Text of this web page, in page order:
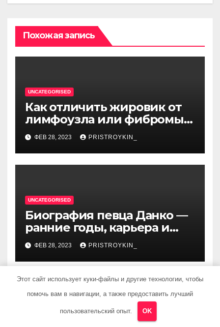
Похожая запись
UNCATEGORISED
Как отличить жировик от
лимфоузла или фибромы
мягких тканей или
гемангиомы
ФЕВ 28, 2023 PRISTROYKIN_
UNCATEGORISED
Биография певца Данко —
ранние годы, карьера и
личная жизнь — все, что вы
хотели знать о
талантливом артисте
ФЕВ 28, 2023 PRISTROYKIN_
Биография Евы Власовой
Этот сайт использует куки-файлы и другие технологии, чтобы
помочь вам в навигации, а также предоставить лучший
пользовательский опыт. OK